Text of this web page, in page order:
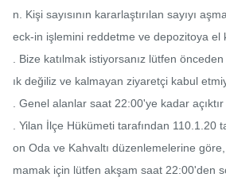
n. Kişi sayısının kararlaştırılan sayıyı
eck-in işlemini reddetme ve depozitoya el
. Bize katılmak istiyorsanız lütfen
ık değiliz ve kalmayan ziyaretçi kabul
. Genel alanlar saat 22:00'ye kadar açıktır
. Yilan İlçe Hükümeti tarafından 110.1.20
on Oda ve Kahvaltı düzenlemelerine göre,
mamak için lütfen akşam saat 22:00'den